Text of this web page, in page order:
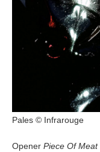
Pales © Infrarouge
Opener Piece Of Meat